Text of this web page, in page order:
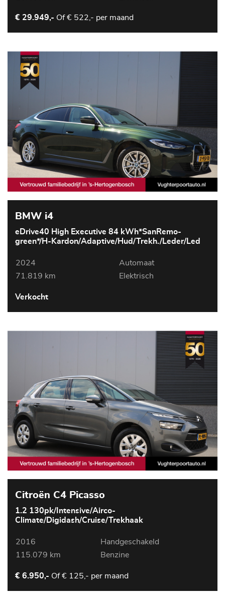
€ 29.949,- Of€ 522,- per maand
BMW i4
eDrive40 High Executive 84 kWh*SanRemo-
green*/H-Kardon/Adaptive/Hud/Trekh./Leder/Led
2024
Automaat
71.819 km
Elektrisch
Verkocht
Citroën C4 Picasso
1.2 130pk/Intensive/Airco-
Climate/Digidash/Cruise/Trekhaak
2016
Handgeschakeld
115.079 km
Benzine
€ 6.950,- Of€ 125,- per maand